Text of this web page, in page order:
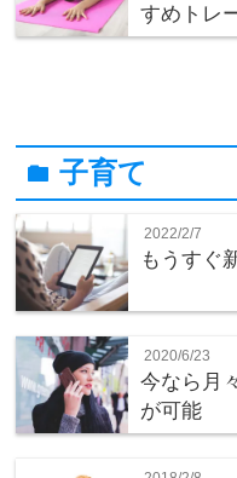
すめトレ
folder子育て
2022/2/7
もうすぐ
2020/6/23
今なら月
が可能